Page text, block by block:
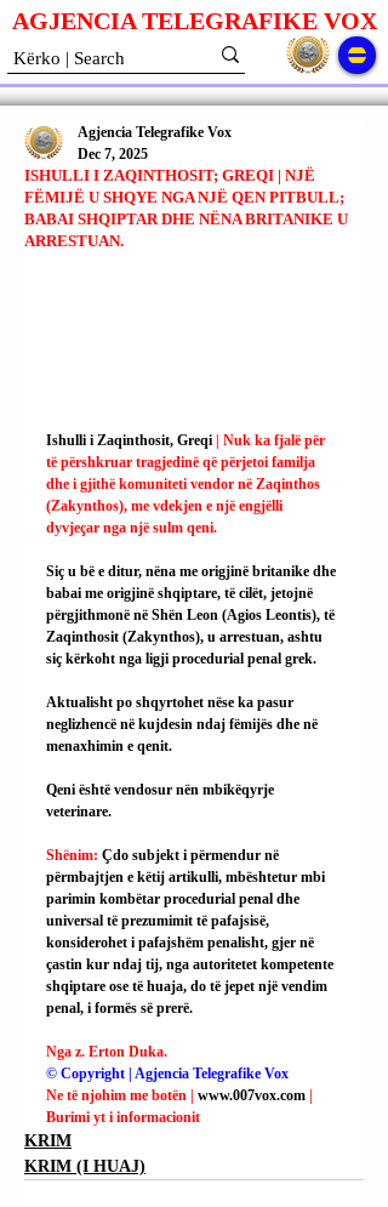
AGJENCIA TELEGRAFIKE VOX
ISHULLI I ZAQINTHOSIT; GREQI | NJË
FËMIJË U SHQYE NGA NJË QEN PITBULL;
BABAI SHQIPTAR DHE NËNA BRITANIKE U
ARRESTUAN.
Agjencia Telegrafike Vox
Dec 7, 2025
Ishulli i Zaqinthosit, Greqi | Nuk ka fjalë për
të përshkruar tragjedinë që përjetoi familja
dhe i gjithë komuniteti vendor në Zaqinthos
(Zakynthos), me vdekjen e një engjëlli
dyvjeçar nga një sulm qeni.
Siç u bë e ditur, nëna me origjinë britanike dhe
babai me origjinë shqiptare, të cilët, jetojnë
përgjithmonë në Shën Leon (Agios Leontis), të
Zaqinthosit (Zakynthos), u arrestuan, ashtu
siç kërkoht nga ligji procedurial penal grek.
Aktualisht po shqyrtohet nëse ka pasur
neglizhencë në kujdesin ndaj fëmijës dhe në
menaxhimin e qenit.
Qeni është vendosur nën mbikëqyrje
veterinare.
Shënim: Çdo subjekt i përmendur në
përmbajtjen e këtij artikulli, mbështetur mbi
parimin kombëtar procedurial penal dhe
universal të prezumimit të pafajsisë,
konsiderohet i pafajshëm penalisht, gjer në
çastin kur ndaj tij, nga autoritetet kompetente
shqiptare ose të huaja, do të jepet një vendim
penal, i formës së prerë.
Nga z. Erton Duka.
© Copyright | Agjencia Telegrafike Vox
Ne të njohim me botën | www.007vox.com |
Burimi yt i informacionit
KRIM
KRIM (I HUAJ)